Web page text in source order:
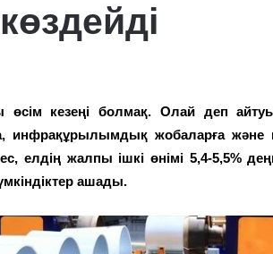
кезеңі болмақ. Олай деп
инфрақұрылымдық жобаларға және
елдің жалпы ішкі өнімі 5,4-5,5%
ашады.